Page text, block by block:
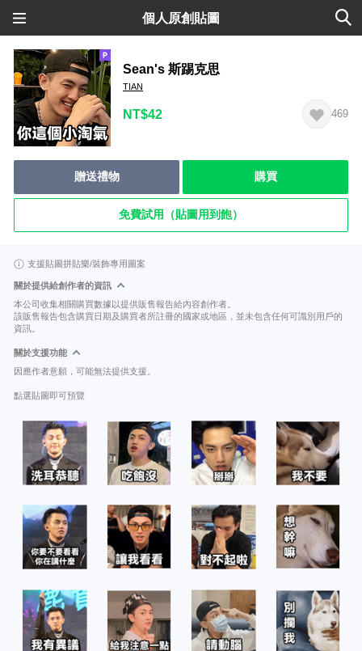
個人原創貼圖
Sean's 斯踢克思
TIAN
NT$42 469
贈送禮物 購買
免費試用（貼圖用到飽）
支援貼圖拼貼樂/裝飾專用圖案
關於提供給創作者的資訊
本公司收集相關購買數據以提供販售報告給內容創作者。
該販售報告包含購買日期及購買者所註冊的國家或地區，並未包含任何可識別用戶的
資訊。
關於支援功能
因應作者意願，可能無法提供支援。
點選貼圖即可預覽